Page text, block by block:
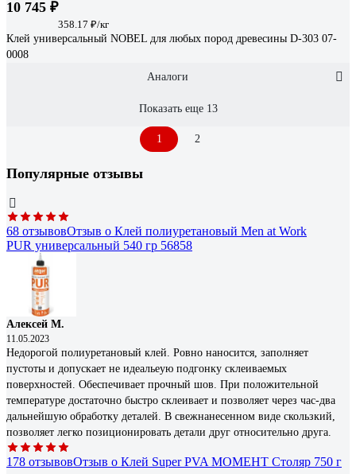
10 745 ₽
358.17 ₽/кг
Клей универсальный NOBEL для любых пород древесины D-303 07-
0008
Аналоги
Показать еще 13
1 2
Популярные отзывы
68 отзывовОтзыв о Клей полиуретановый Men at Work
PUR универсальный 540 гр 56858
Алексей М.
11.05.2023
Недорогой полиуретановый клей. Ровно наносится, заполняет
пустоты и допускает не идеальеую подгонку склеиваемых
поверхностей. Обеспечивает прочный шов. При положительной
температуре достаточно быстро склеивает и позволяет через час-два
дальнейшую обработку деталей. В свежнанесенном виде скользкий,
позволяет легко позиционировать детали друг относительно друга.
178 отзывовОтзыв о Клей Super PVA МОМЕНТ Столяр 750 г